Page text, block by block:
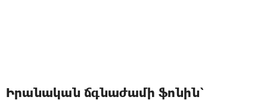
Իրանական ճգնաժամի ֆոնին՝